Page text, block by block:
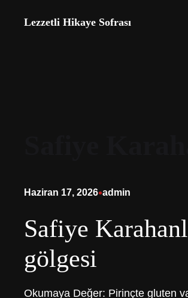
Lezzetli Hikaye Sofrası
Haziran 17, 2026•admin
Safiye
gölgesi
Okumaya Değer: Pirinçte gluten